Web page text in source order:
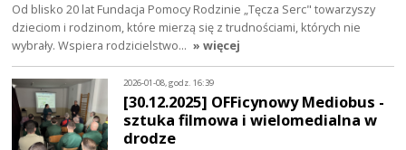
Od blisko 20 lat Fundacja Pomocy Rodzinie „Tęcza Serc" towarzyszy
dzieciom i rodzinom, które mierzą się z trudnościami, których nie
wybrały. Wspiera rodzicielstwo… » więcej
2026-01-08, godz. 16:39
[30.12.2025] OFFicynowy Mediobus -
sztuka filmowa i wielomedialna w
drodze